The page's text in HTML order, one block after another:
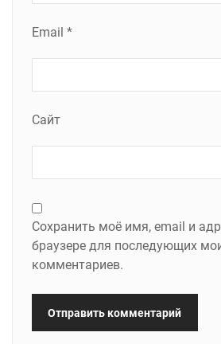
Email *
Сайт
Сохранить моё имя, email и
браузере для последующих
комментариев.